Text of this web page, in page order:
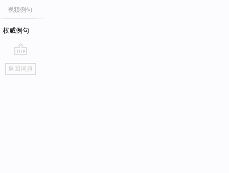
视频例句
权威例句
go
top
返回词典